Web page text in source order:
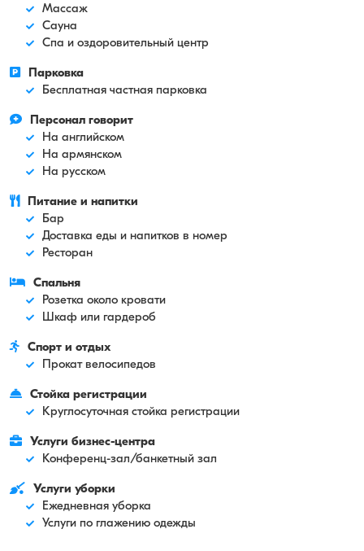
Массаж
Сауна
Спа и оздоровительный центр
Парковка
Бесплатная частная парковка
Персонал говорит
На английском
На армянском
На русском
Питание и напитки
Бар
Доставка еды и напитков в номер
Ресторан
Спальня
Розетка около кровати
Шкаф или гардероб
Спорт и отдых
Прокат велосипедов
Стойка регистрации
Круглосуточная стойка регистрации
Услуги бизнес-центра
Конференц-зал/банкетный зал
Услуги уборки
Ежедневная уборка
Услуги по глажению одежды